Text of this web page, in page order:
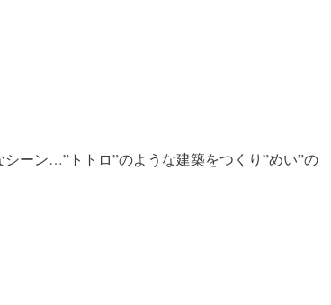
ーン…”トトロ”のような建築をつくり”めい”の